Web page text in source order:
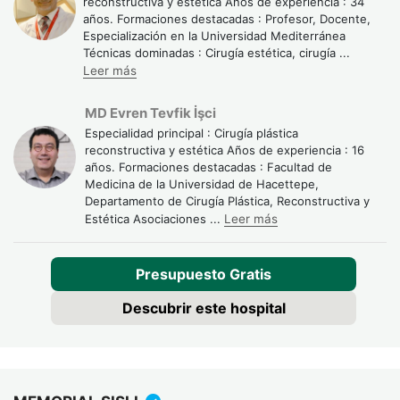
¿Implante o lipofilling de
pantorrillas? Las diferencias
técnica. No hay una opción universalmente mejor: todo
depende de tu morfología, tus objetivos y de lo que el
años. Formaciones destacadas : Profesor, Docente,
Especialización en la Universidad Mediterránea
Técnicas dominadas : Cirugía estética, cirugía ...
Leer más
MD Evren Tevfik İşci
Especialidad principal : Cirugía plástica
reconstructiva y estética Años de experiencia : 16
años. Formaciones destacadas : Facultad de
Medicina de la Universidad de Hacettepe,
Departamento de Cirugía Plástica, Reconstructiva y
Estética Asociaciones ... Leer más
Presupuesto Gratis
Descubrir este hospital